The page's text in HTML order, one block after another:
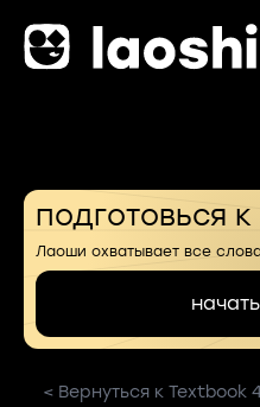
подготовься к
Лаоши охватывает все
< Вернуться к Textbook